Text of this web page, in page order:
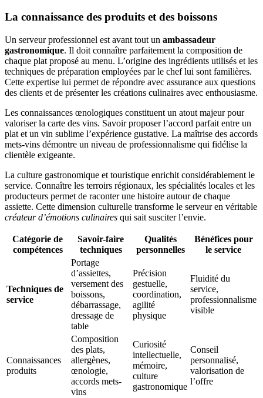
La connaissance des produits et des boissons
Un serveur professionnel est avant tout un ambassadeur
gastronomique. Il doit connaître parfaitement la composition de
chaque plat proposé au menu. L’origine des ingrédients utilisés et les
techniques de préparation employées par le chef lui sont familières.
Cette expertise lui permet de répondre avec assurance aux questions
des clients et de présenter les créations culinaires avec enthousiasme.
Les connaissances œnologiques constituent un atout majeur pour
valoriser la carte des vins. Savoir proposer l’accord parfait entre un
plat et un vin sublime l’expérience gustative. La maîtrise des accords
mets-vins démontre un niveau de professionnalisme qui fidélise la
clientèle exigeante.
La culture gastronomique et touristique enrichit considérablement le
service. Connaître les terroirs régionaux, les spécialités locales et les
producteurs permet de raconter une histoire autour de chaque
assiette. Cette dimension culturelle transforme le serveur en véritable
créateur d’émotions culinaires qui sait susciter l’envie.
Catégorie de
compétences
Savoir-faire
techniques
Qualités
personnelles
Bénéfices pour
le service
Techniques de
service
Portage
d’assiettes,
versement des
boissons,
débarrassage,
dressage de
table
Précision
gestuelle,
coordination,
agilité
physique
Fluidité du
service,
professionnalisme
visible
Connaissances
produits
Composition
des plats,
allergènes,
œnologie,
accords mets-
vins
Curiosité
intellectuelle,
mémoire,
culture
gastronomique
Conseil
personnalisé,
valorisation de
l’offre